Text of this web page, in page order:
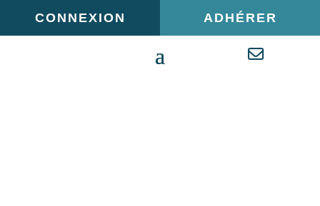
CONNEXION ADHÉRER